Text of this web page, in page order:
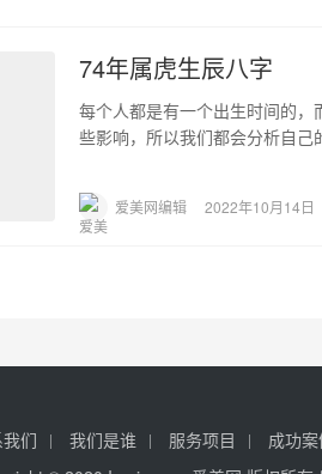
74年属虎生辰八字
每个人都是有一个出生时间的
些影响，所以我们都会分析自
爱美网编辑 2022年10月14日
们 我们是谁 服务项目 成功案